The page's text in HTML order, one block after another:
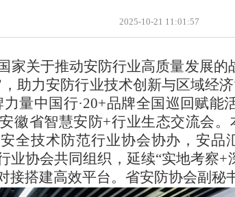
2025-10-21 11:01:57
家关于推动安防行业高质量发展的
助力安防行业技术创新与区域经
量中国行·20+品牌全国巡回赋能
徽省智慧安防+行业生态交流会
全技术防范行业协会协办，安品
业协会共同组织，延续“实地考察+
接搭建高效平台。省安防协会副秘